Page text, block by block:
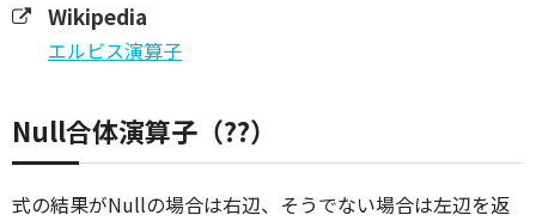
Wikipedia
エルビス演算子
Null合体演算子（??）
式の結果がNullの場合は右辺、そうでない場合は左辺を返